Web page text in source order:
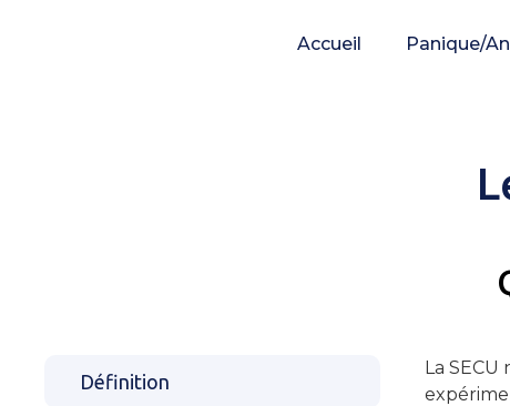
Accueil Panique/
Définition
La